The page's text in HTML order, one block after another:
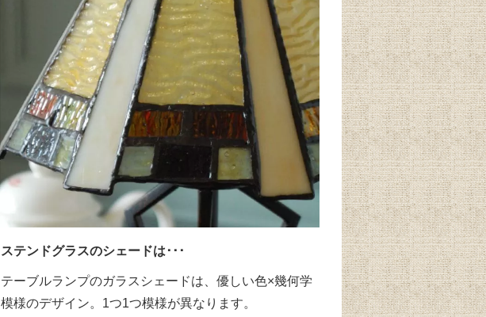
ステンドグラスのシェードは･･･
テーブルランプのガラスシェードは、優しい色×幾何学
模様のデザイン。1つ1つ模様が異なります。